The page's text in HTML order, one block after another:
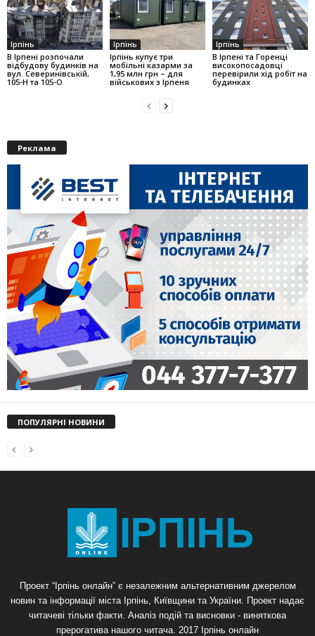
Ірпінь
В Ірпені розпочали
відбудову будинків на
вул. Северинівській,
105-Н та 105-О
Ірпінь
Ірпінь купує три
мобільні казарми за
1,95 млн грн – для
військових з Ірпеня
Ірпінь
В Ірпені та Горенці
високопосадовці
перевірили хід робіт на
будинках
Реклама
ПОПУЛЯРНІ НОВИНИ
Проект “Ірпінь онлайн” є незалежним альтернативним джерелом
новин та інформації міста Ірпінь, Київщини та України. Проект надає
читачеві тільки факти. Аналіз подій та висновки - виняткова
прерогатива нашого читача. 2017 Ірпінь онлайн